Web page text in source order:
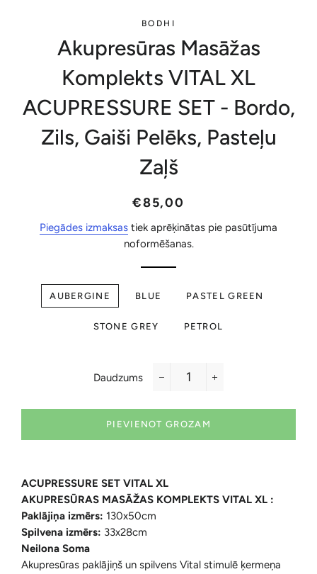
BODHI
Akupresūras Masāžas
Komplekts VITAL XL
ACUPRESSURE SET - Bordo,
Zils, Gaiši Pelēks, Pasteļu
Zaļš
Parastā
Akcijas
€85,00
Piegādes izmaksas tiek aprēķinātas pie pasūtījuma
noformēšanas.
AUBERGINE BLUE PASTEL GREEN
STONE GREY PETROL
Daudzums
PIEVIENOT GROZAM
ACUPRESSURE SET VITAL XL
AKUPRESŪRAS MASĀŽAS KOMPLEKTS VITAL XL :
Paklājiņa izmērs: 130x50cm
Spilvena izmērs: 33x28cm
Neilona Soma
Akupresūras paklājiņš un spilvens Vital stimulē ķermeņa